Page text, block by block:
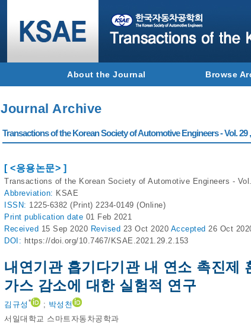
About the Journal Browse
Journal Archive
Transactions of the Korean Society of Automotive Engineers - Vol. 29
[ <응용논문> ]
Transactions of the Korean Society of Automotive Engineers -
Abbreviation: KSAE
ISSN: 1225-6382 (Print) 2234-0149 (Online)
Print publication date 01 Feb 2021
Received 15 Sep 2020 Revised 23 Oct 2020 Accepted 26 Oct
DOI: https://doi.org/10.7467/KSAE.2021.29.2.153
내연기관 흡기다기관 내 연소 촉진제
가스 감소에 대한 실험적 연구
김규성 * ; 박성천
서일대학교 스마트자동차공학과